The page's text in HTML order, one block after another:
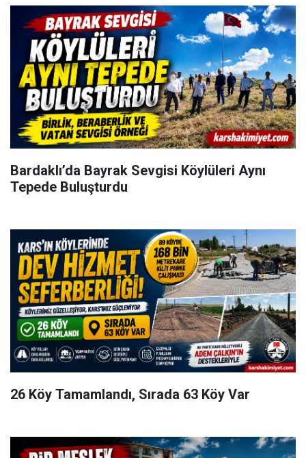
Bardaklı’da Bayrak Sevgisi Köylüleri Aynı
Tepede Buluşturdu
26 Köy Tamamlandı, Sırada 63 Köy Var